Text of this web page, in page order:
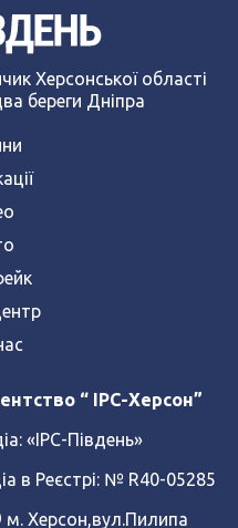
Херсонської області
береги Дніпра
“ IPC-Херсон”
«ІРС-Південь»
в Реєстрі: № R40-05285
Херсон,вул.Пилипа